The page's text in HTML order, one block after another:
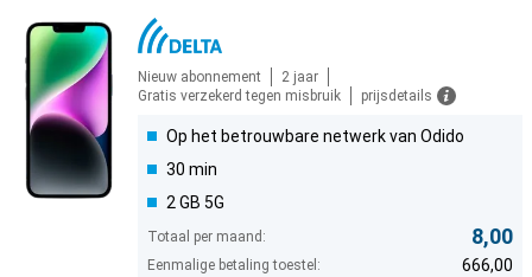
Nieuw abonnement
2 jaar
Gratis verzekerd tegen misbruik
prijsdetails
Op het betrouwbare netwerk van Odido
30 min
2 GB 5G
Totaal per maand: 8,00
Eenmalige betaling toestel: 666,00